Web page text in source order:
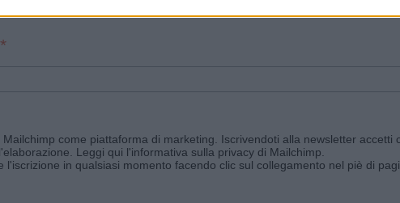
di Gallura Oggi e ricevi le nostre email periodiche contenenti le ultime
*
Mailchimp come piattaforma di marketing. Iscrivendoti alla newsletter accetti
Leggi qui l'informativa sulla privacy di Mailchimp
l'iscrizione in qualsiasi momento facendo clic sul collegamento nel piè di